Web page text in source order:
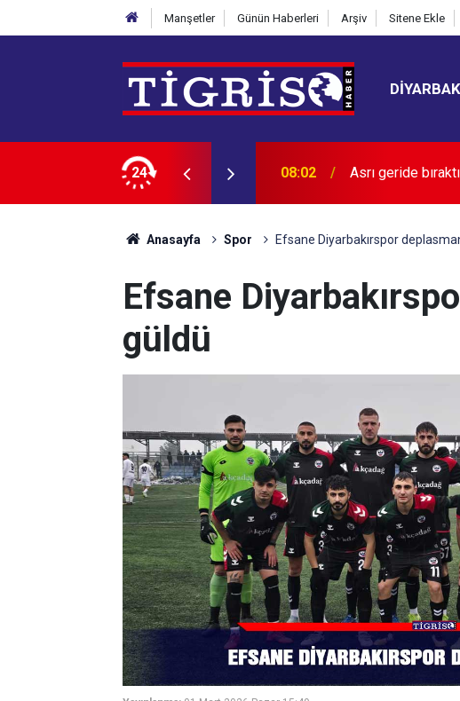
Manşetler Günün Haberleri Arşiv Sitene Ekle
24
alkışlarıyla girdi 07:01 Bedava
Anasayfa Spor Efsane Diyarbakırspor
Efsane
güldü